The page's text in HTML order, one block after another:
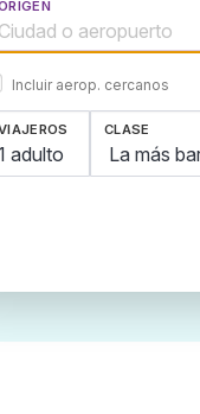
Incluir aerop. cercanos
adulto
CLASE